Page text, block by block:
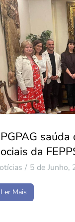
da
5 de Junho,
Ler Mais